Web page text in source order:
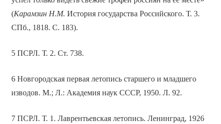
(Карамзин Н.М. История государства Российского. Т. 3.
СПб., 1818. С. 183).
5 ПСРЛ. Т. 2. Ст. 738.
6 Новгородская первая летопись старшего и младшего
изводов. М.; Л.: Академия наук СССР, 1950. Л. 92.
7 ПСРЛ. Т. 1. Лаврентьевская летопись. Ленинград, 1926